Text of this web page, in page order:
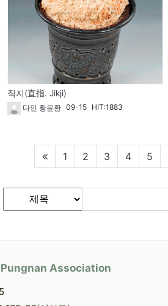
직지(直指. Jikji)
다인 황윤환 09-15 HIT:1883
1 2 3 4 5
게시물 검색
검색대상
검색어필수
Pungnan Association